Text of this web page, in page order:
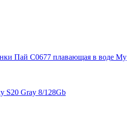
Пай C0677 плавающая в воде My
S20 Gray 8/128Gb